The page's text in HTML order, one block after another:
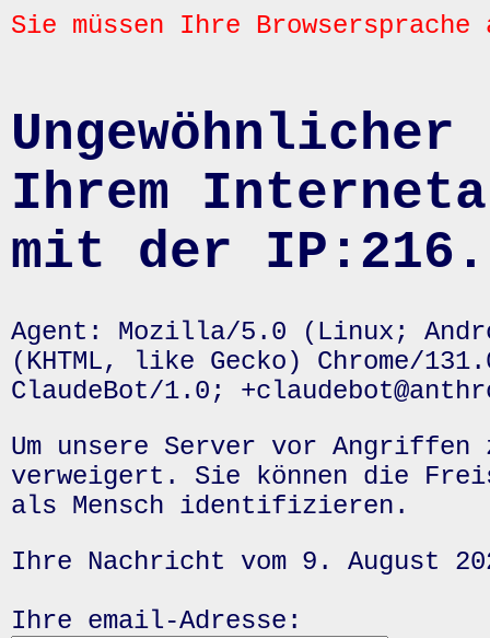
Sie müssen Ihre
Ihrem
mit der
Agent: Mozilla/5.0 (Linux;
(KHTML, like Gecko) Chrome/
ClaudeBot/1.0;
Um unsere Server vor
verweigert. Sie können die
als Mensch identifizieren.
Ihre Nachricht vom 9. August
Ihre email-Adresse: